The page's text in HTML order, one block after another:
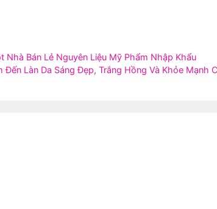
Bán Lẻ Nguyên Liệu Mỹ Phẩm Nhập Khẩu
Làn Da Sáng Đẹp, Trắng Hồng Và Khỏe Mạnh